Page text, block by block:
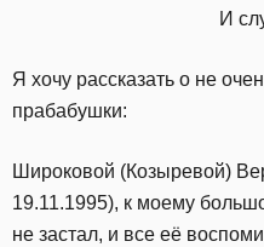
И
Я хочу рассказать о не
прабабушки:
Широковой (Козыревой)
19.11.1995), к моему
не застал, и все её